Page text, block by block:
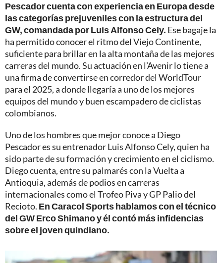
Pescador cuenta con experiencia en Europa desde
las categorías prejuveniles con la estructura del
GW, comandada por Luis Alfonso Cely. Ese bagaje la
ha permitido conocer el ritmo del Viejo Continente,
suficiente para brillar en la alta montaña de las mejores
carreras del mundo. Su actuación en l’Avenir lo tiene a
una firma de convertirse en corredor del WorldTour
para el 2025, a donde llegaría a uno de los mejores
equipos del mundo y buen escampadero de ciclistas
colombianos.
Uno de los hombres que mejor conoce a Diego
Pescador es su entrenador Luis Alfonso Cely, quien ha
sido parte de su formación y crecimiento en el ciclismo.
Diego cuenta, entre su palmarés con la Vuelta a
Antioquia, además de podios en carreras
internacionales como el Trofeo Piva y GP Palio del
Recioto. En Caracol Sports hablamos con el técnico
del GW Erco Shimano y él contó más infidencias
sobre el joven quindiano.